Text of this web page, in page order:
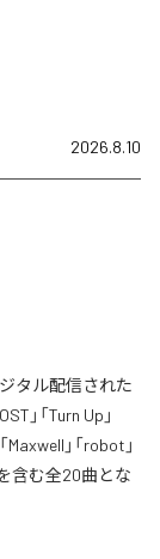
2026.8.10
タル配信された
」「Turn Up」
Maxwell」「robot」
を含む全20曲とな